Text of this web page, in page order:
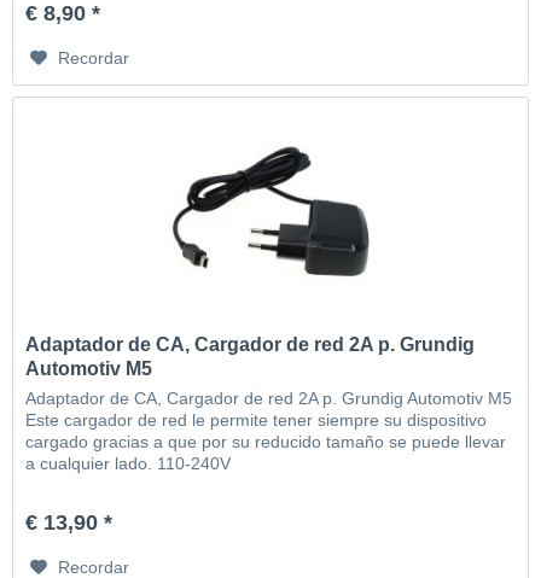
€ 8,90 *
Recordar
Adaptador de CA, Cargador de red 2A p. Grundig
Automotiv M5
Adaptador de CA, Cargador de red 2A p. Grundig Automotiv M5
Este cargador de red le permite tener siempre su dispositivo
cargado gracias a que por su reducido tamaño se puede llevar
a cualquier lado. 110-240V
€ 13,90 *
Recordar